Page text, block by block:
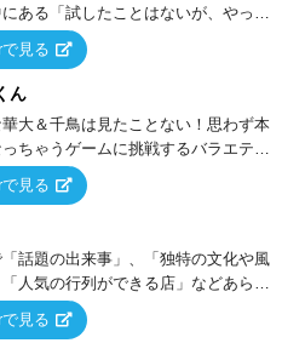
ある「試したことはないが、やって
うなる！…ハズ」という“机上の空
手芸人らがカラダを張って挑む！
見る
ん
華大＆千鳥は見たことない！思わず本
ちゃうゲームに挑戦するバラエティ
見る
話題の出来事」、「独特の文化や風
人気の行列ができる店」などあらゆ
について好き放題にちゃちゃを入れ
西色を前面に押し出したトークバラ
見る